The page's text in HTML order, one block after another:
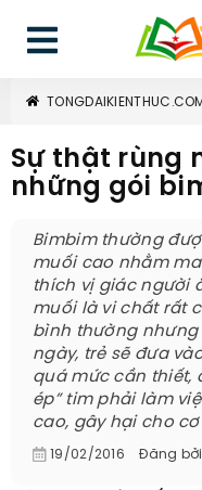
TONGDAIKIENTHUC.COM
Sự thật rùng
những gói
Bimbim thường
muối cao nhằm
thích vị giác người
muối là vi chất rất
bình thường
ngày, trẻ sẽ đưa
quá mức cần thiết,
ép” tim phải làm
cao, gây hại cho cơ
19/02/2016 Đăng bởi